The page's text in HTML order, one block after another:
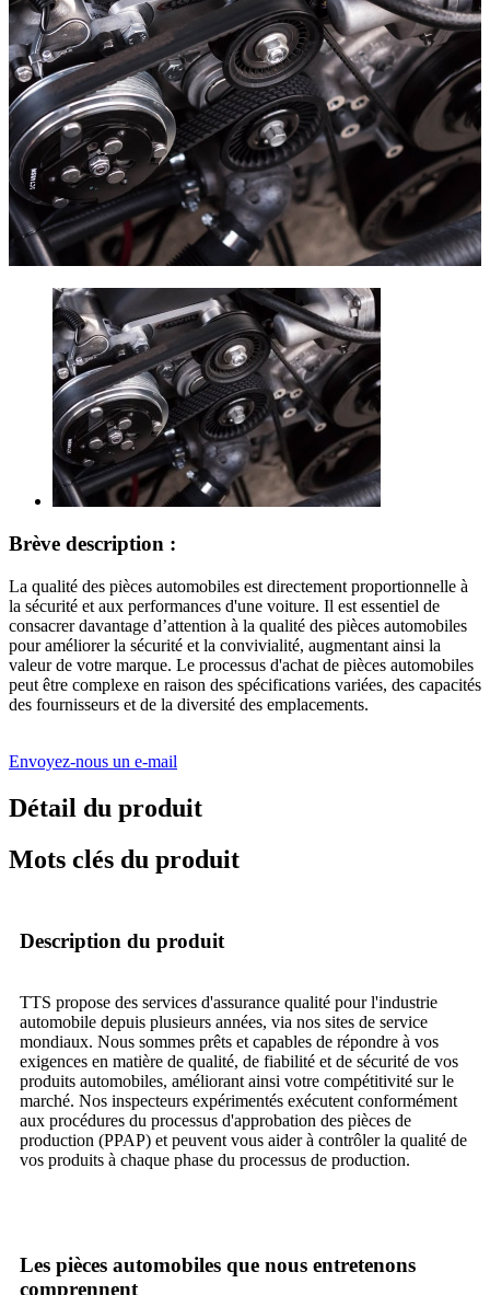
Brève description :
La qualité des pièces automobiles est directement proportionnelle à
la sécurité et aux performances d'une voiture. Il est essentiel de
consacrer davantage d’attention à la qualité des pièces automobiles
pour améliorer la sécurité et la convivialité, augmentant ainsi la
valeur de votre marque. Le processus d'achat de pièces automobiles
peut être complexe en raison des spécifications variées, des capacités
des fournisseurs et de la diversité des emplacements.
Envoyez-nous un e-mail
Détail du produit
Mots clés du produit
Description du produit
TTS propose des services d'assurance qualité pour l'industrie
automobile depuis plusieurs années, via nos sites de service
mondiaux. Nous sommes prêts et capables de répondre à vos
exigences en matière de qualité, de fiabilité et de sécurité de vos
produits automobiles, améliorant ainsi votre compétitivité sur le
marché. Nos inspecteurs expérimentés exécutent conformément
aux procédures du processus d'approbation des pièces de
production (PPAP) et peuvent vous aider à contrôler la qualité de
vos produits à chaque phase du processus de production.
Les pièces automobiles que nous entretenons
comprennent